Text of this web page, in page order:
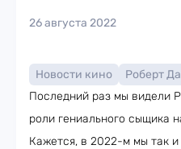
26 августа 2022
Новости кино
Роберт
Последний раз мы видели
роли гениального сыщика
Кажется, в 2022-м мы так